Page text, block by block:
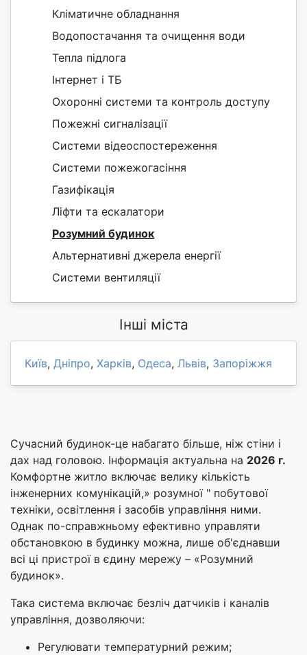
Кліматичне обладнання
Водопостачання та очищення води
Тепла підлога
Інтернет і ТБ
Охоронні системи та контроль доступу
Пожежні сигналізації
Системи відеоспостереження
Системи пожежогасіння
Газифікація
Ліфти та ескалатори
Розумний будинок
Альтернативні джерела енергії
Системи вентиляції
Інші міста
Київ, Дніпро, Харків, Одеса, Львів, Запоріжжя
Сучасний будинок-це набагато більше, ніж стіни і
дах над головою. Інформація актуальна на 2026 г.
Комфортне житло включає велику кількість
інженерних комунікацій,» розумної " побутової
техніки, освітлення і засобів управління ними.
Однак по-справжньому ефективно управляти
обстановкою в будинку можна, лише об'єднавши
всі ці пристрої в єдину мережу – «Розумний
будинок».
Така система включає безліч датчиків і каналів
управління, дозволяючи:
Регулювати температурний режим;